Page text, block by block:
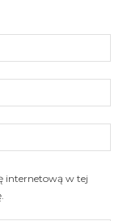
internetową w tej